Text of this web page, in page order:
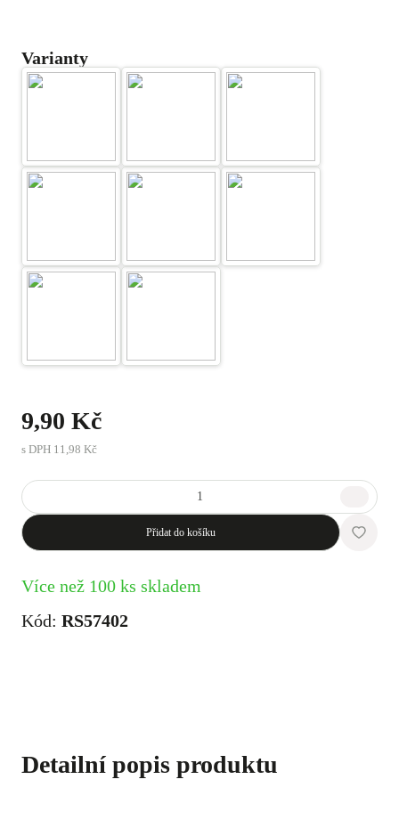
Varianty
9,90 Kč
s DPH 11,98 Kč
Přidat do košíku
Více než 100 ks skladem
Kód: RS57402
Detailní popis produktu